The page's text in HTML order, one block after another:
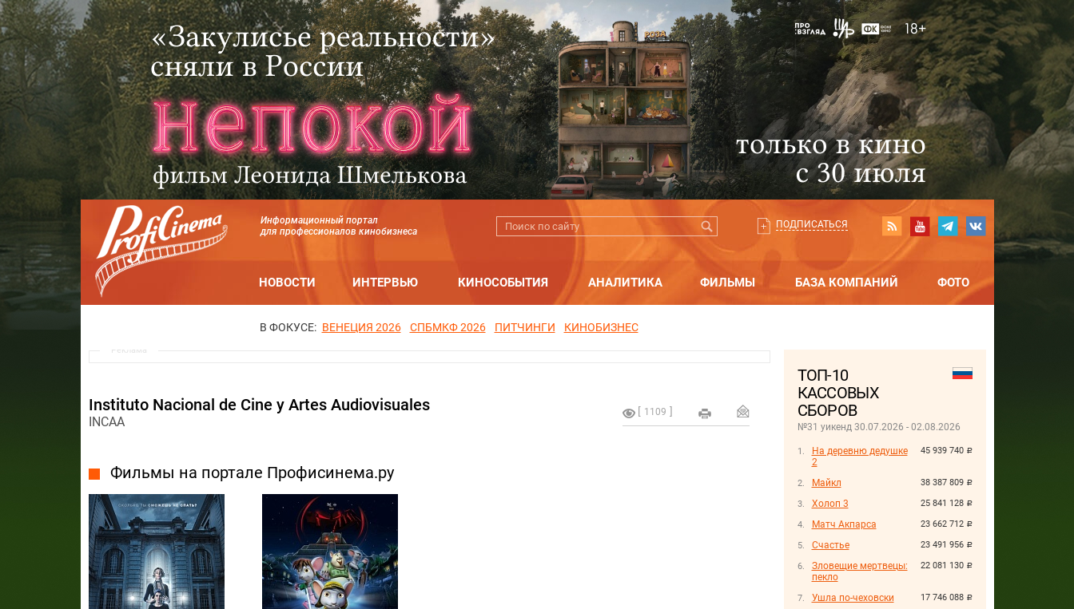
Информационный портал
для профессионалов кинобизнеса
ПОДПИСАТЬСЯ
НОВОСТИ ИНТЕРВЬЮ КИНОСОБЫТИЯ АНАЛИТИКА ФИЛЬМЫ БАЗА КОМПАНИЙ ФОТО
В ФОКУСЕ: ВЕНЕЦИЯ 2026 СПБМКФ 2026 ПИТЧИНГИ КИНОБИЗНЕС
ТОП-10
КАССОВЫХ
СБОРОВ
№31 уикенд 30.07.2026 - 02.08.2026
45 939 740 руб.
На деревню дедушке
2
38 387 809 руб.
Майкл
25 841 128 руб.
Холоп 3
23 662 712 руб.
Матч Акпарса
23 491 956 руб.
Счастье
22 081 130 руб.
Зловещие мертвецы:
пекло
17 746 088 руб.
Ушла по-чеховски
Реклама
1109
Instituto Nacional de Cine y Artes Audiovisuales
INCAA
Фильмы на портале Профисинема.ру